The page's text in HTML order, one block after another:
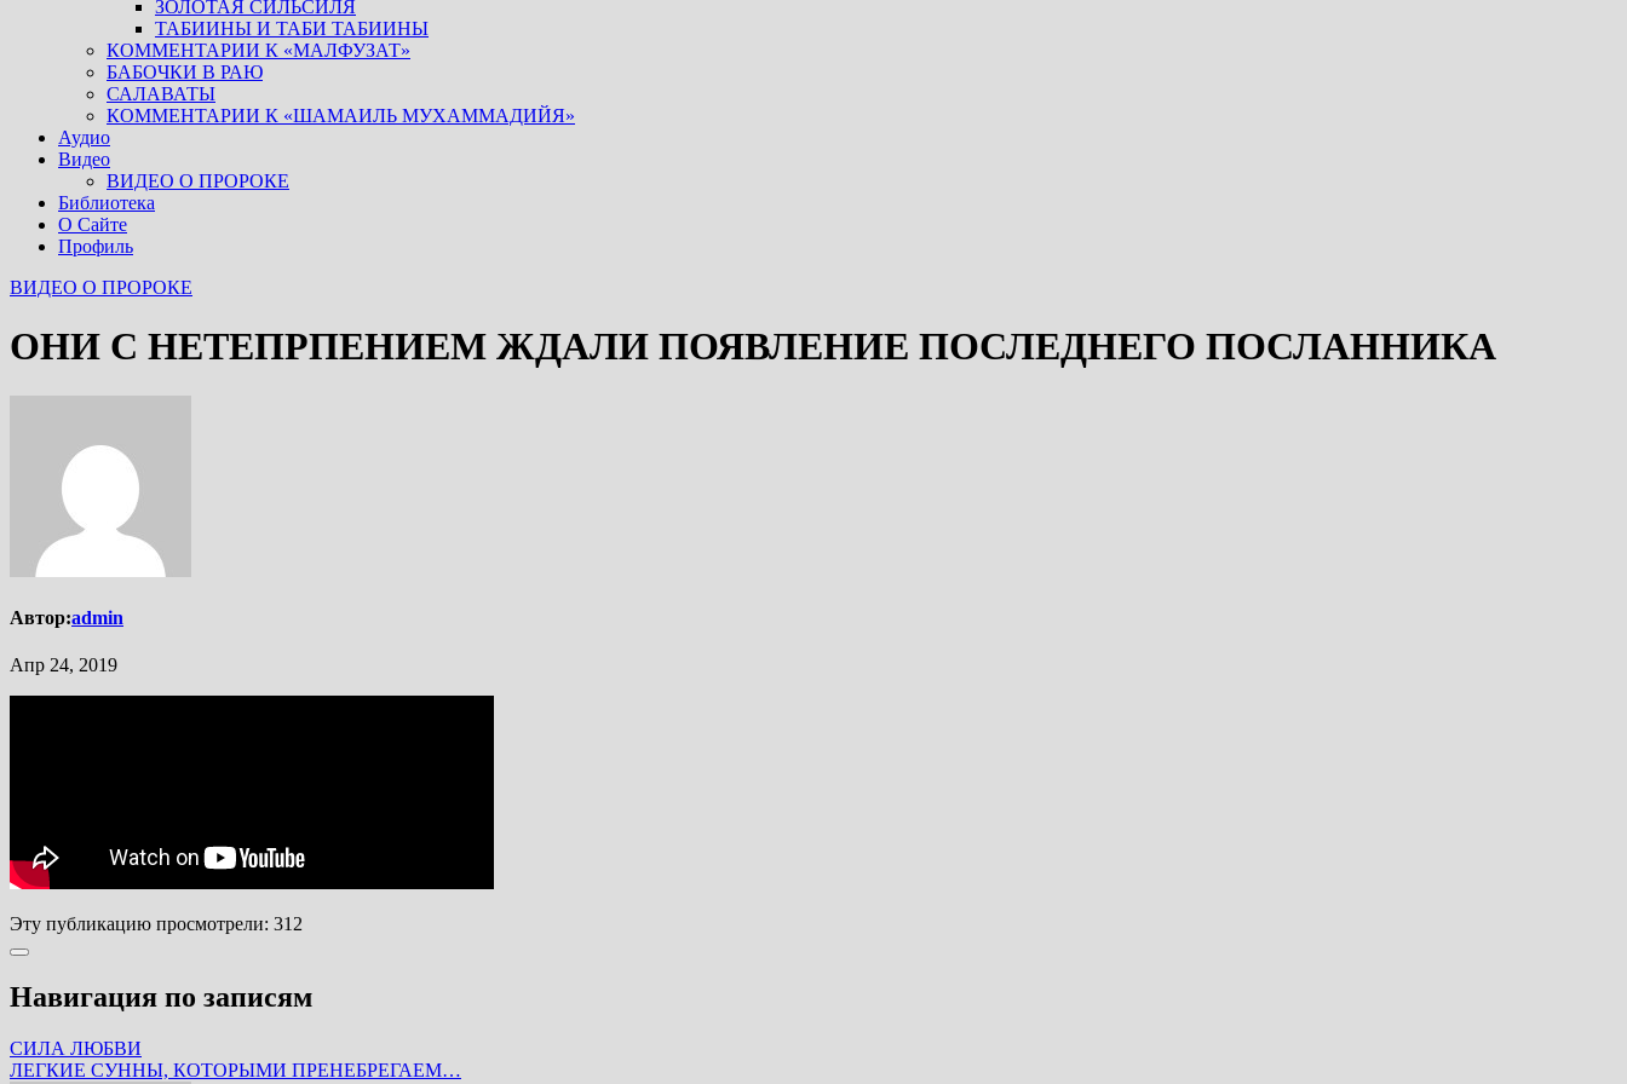
ЗОЛОТАЯ СИЛЬСИЛЯ
ТАБИИНЫ И ТАБИ ТАБИИНЫ
КОММЕНТАРИИ К «МАЛФУЗАТ»
БАБОЧКИ В РАЮ
САЛАВАТЫ
КОММЕНТАРИИ К «ШАМАИЛЬ МУХАММАДИЙЯ»
Аудио
Видео
ВИДЕО О ПРОРОКЕ
Библиотека
О Сайте
Профиль
ВИДЕО О ПРОРОКЕ
ОНИ С НЕТЕПРПЕНИЕМ ЖДАЛИ ПОЯВЛЕНИЕ ПОСЛЕДНЕГО ПОСЛАННИКА
Автор:admin
Апр 24, 2019
Эту публикацию просмотрели: 312
Навигация по записям
СИЛА ЛЮБВИ
ЛЕГКИЕ СУННЫ, КОТОРЫМИ ПРЕНЕБРЕГАЕМ…